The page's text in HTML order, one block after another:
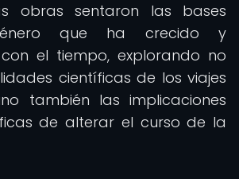
obras sentaron las bases
que ha crecido y
el tiempo, explorando no
científicas de los viajes
también las implicaciones
de alterar el curso de la